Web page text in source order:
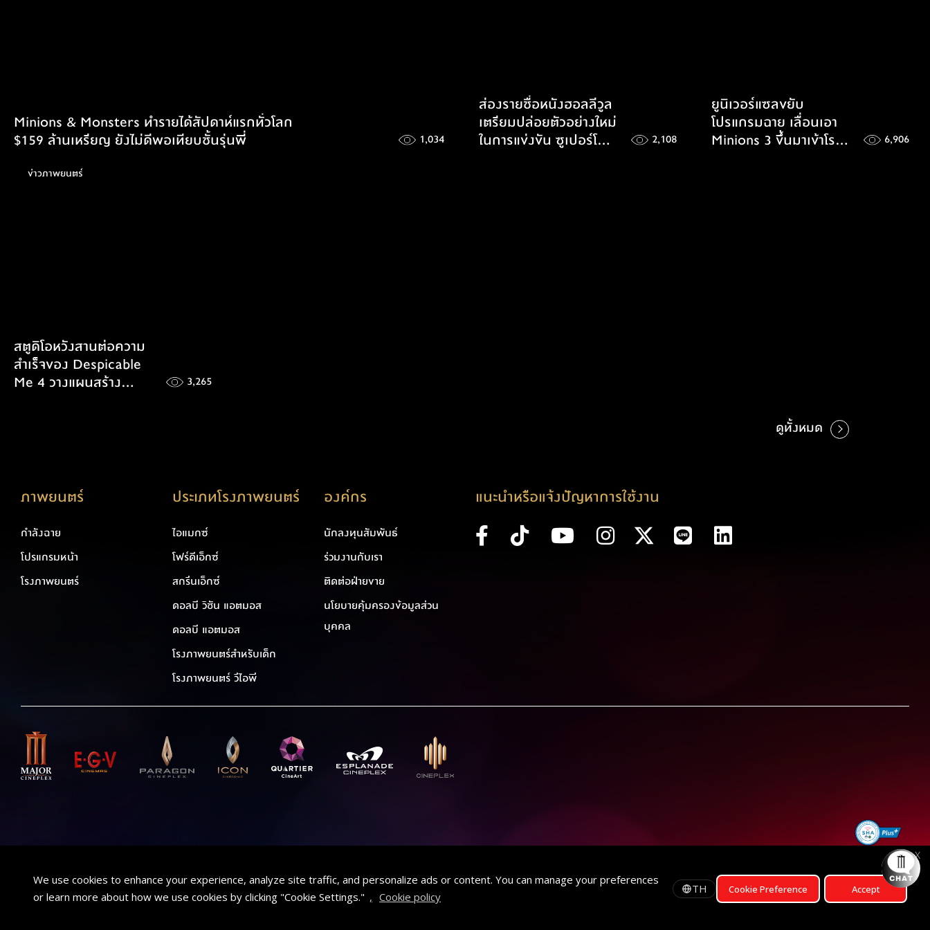
We use cookies to enhance your experience, analyze site traffic, and personalize ads or content. You can manage your preferences
or learn more about how we use cookies by clicking "Cookie Settings." , Cookie policy
TH Cookie Preference Accept
X
Minions & Monsters ทำรายได้สัปดาห์แรกทั่วโลก
$159 ล้านเหรียญ ยังไม่ดีพอเทียบชั้นรุ่นพี่
1,034
ส่องรายชื่อหนังฮอลลีวูล
เตรียมปล่อยตัวอย่างใหม่
ในการแข่งขัน ซูเปอร์โบ
2,108
ยูนิเวอร์แซลขยับ
โปรแกรมฉาย เลื่อนเอา
Minions 3 ขึ้นมาเข้าโรง
6,906
ข่าวภาพยนตร์
สตูดิโอหวังสานต่อความ
สำเร็จของ Despicable
Me 4 วางแผนสร้าง
3,265
ดูทั้งหมด
ภาพยนตร์
กำลังฉาย
โปรแกรมหน้า
โรงภาพยนตร์
ประเภทโรงภาพยนตร์
ไอแมกซ์
โฟร์ดีเอ็กซ์
สกรีนเอ็กซ์
ดอลบี วิชัน แอตมอส
ดอลบี แอตมอส
โรงภาพยนตร์สำหรับเด็ก
โรงภาพยนตร์ วีไอพี
องค์กร
นักลงทุนสัมพันธ์
ร่วมงานกับเรา
ติดต่อฝ่ายขาย
นโยบายคุ้มครองข้อมูลส่วน
บุคคล
แนะนำหรือแจ้งปัญหาการใช้งาน